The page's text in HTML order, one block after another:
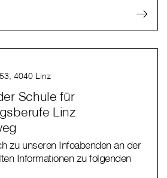
4040 Linz
Schule für
Linz
zu unseren Infoabenden an der
Informationen zu folgenden